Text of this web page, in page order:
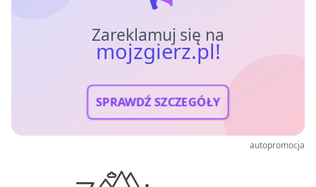
Zareklamuj się na
mojzgierz.pl!
SPRAWDŹ SZCZEGÓŁY
autopromocja